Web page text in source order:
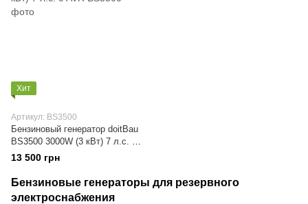
Хит
Артикул: BS3500
Бензиновый генератор doitBau
BS3500 3000W (3 кВт) 7 л.с. с
AVR
13 500 грн
Бензиновые генераторы для резервного
электроснабжения